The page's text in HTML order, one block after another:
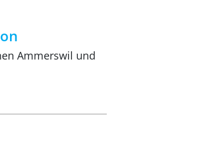
Ammerswil und